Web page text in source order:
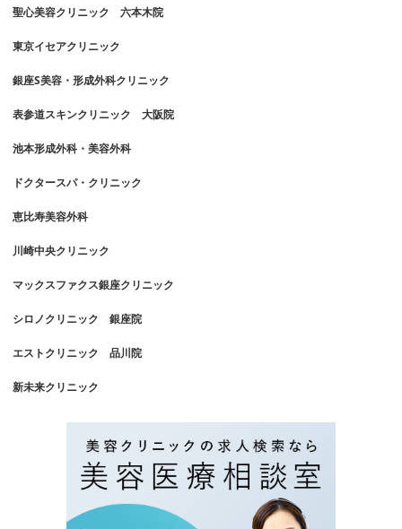
聖心美容クリニック 六本木院
東京イセアクリニック
銀座S美容・形成外科クリニック
表参道スキンクリニック 大阪院
池本形成外科・美容外科
ドクタースパ・クリニック
恵比寿美容外科
川崎中央クリニック
マックスファクス銀座クリニック
シロノクリニック 銀座院
エストクリニック 品川院
新未来クリニック